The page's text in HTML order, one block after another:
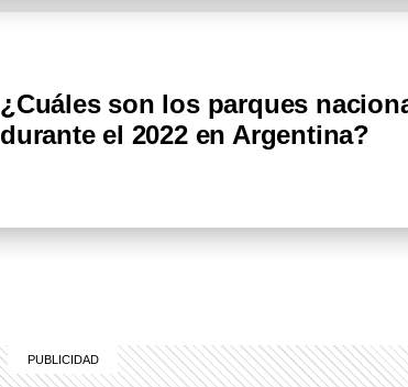
¿Cuáles son los parques
durante el 2022 en Argentina?